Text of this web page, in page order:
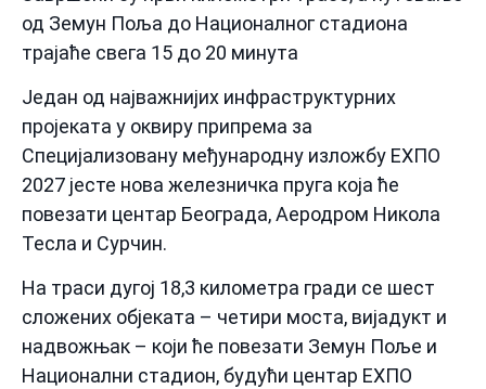
од Земун Поља до Националног стадиона
трајаће свега 15 до 20 минута
Један од најважнијих инфраструктурних
пројеката у оквиру припрема за
Специјализовану међународну изложбу ЕXПО
2027 јесте нова железничка пруга која ће
повезати центар Београда, Аеродром Никола
Тесла и Сурчин.
На траси дугој 18,3 километра гради се шест
сложених објеката – четири моста, вијадукт и
надвожњак – који ће повезати Земун Поље и
Национални стадион, будући центар ЕXПО